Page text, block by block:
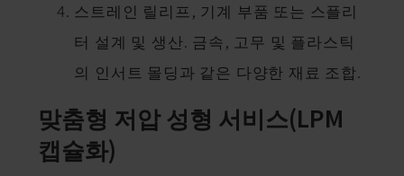
스트레인 릴리프, 기계 부품 또는 스플리
터 설계 및 생산. 금속, 고무 및 플라스틱
의 인서트 몰딩과 같은 다양한 재료 조합.
맞춤형 저압 성형 서비스(LPM
캡슐화)